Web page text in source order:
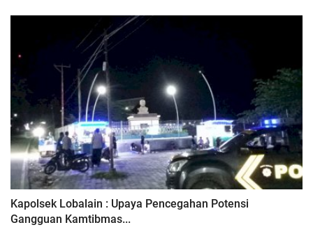
Kapolsek Lobalain : Upaya Pencegahan Potensi
Gangguan Kamtibmas...